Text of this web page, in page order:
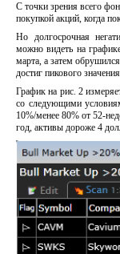
С точки зрения всего
покупкой акций,
Но долгосрочная
можно видеть на
марта, а затем
достиг пикового
График на рис. 2
со следующими
10%/менее 80% от 52-
год, активы дороже 4